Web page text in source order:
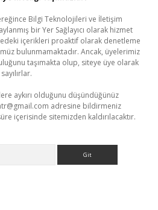
Bilgi Teknolojileri ve İletişim
bir Yer Sağlayıcı olarak hizmet
içerikleri proaktif olarak denetleme
bulunmamaktadır. Ancak, üyelerimiz
taşımakta olup, siteye üye olarak
aykırı olduğunu düşündüğünüz
adresine bildirmeniz
içerisinde sitemizden kaldırılacaktır.